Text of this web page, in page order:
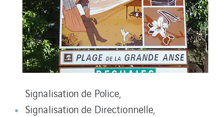
Signalisation de Police,
Signalisation de Directionnelle,